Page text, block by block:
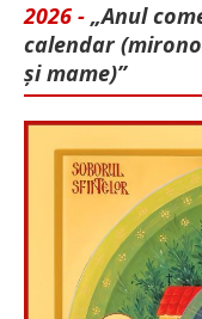
2026 - „Anul
calendar
și mame)”